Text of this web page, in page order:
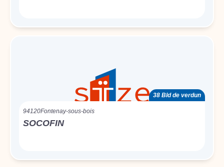
38 Bld de verdun
94120Fontenay-sous-bois
SOCOFIN